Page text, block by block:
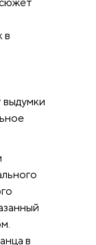
в
выдумки
в